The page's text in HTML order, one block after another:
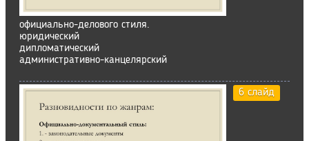
официально-делового стиля.
юридический
дипломатический
административно-канцелярский
6 слайд